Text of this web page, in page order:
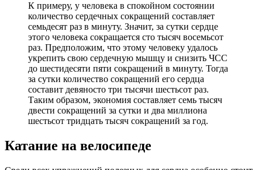
К примеру, у человека в спокойном состоянии
количество сердечных сокращений составляет
семьдесят раз в минуту. Значит, за сутки сердце
этого человека сокращается сто тысяч восемьсот
раз. Предположим, что этому человеку удалось
укрепить свою сердечную мышцу и снизить ЧСС
до шестидесяти пяти сокращений в минуту. Тогда
за сутки количество сокращений его сердца
составит девяносто три тысячи шестьсот раз.
Таким образом, экономия составляет семь тысяч
двести сокращений за сутки и два миллиона
шестьсот тридцать тысяч сокращений за год.
Катание на велосипеде